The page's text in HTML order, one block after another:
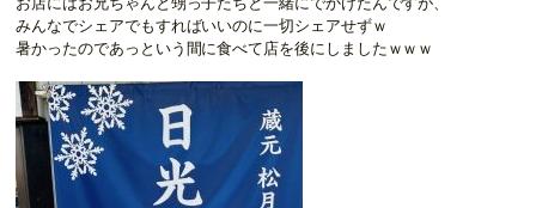
みんなでシェアでもすればいいのに一切シェアせずｗ
暑かったのであっという間に食べて店を後にしましたｗｗｗ